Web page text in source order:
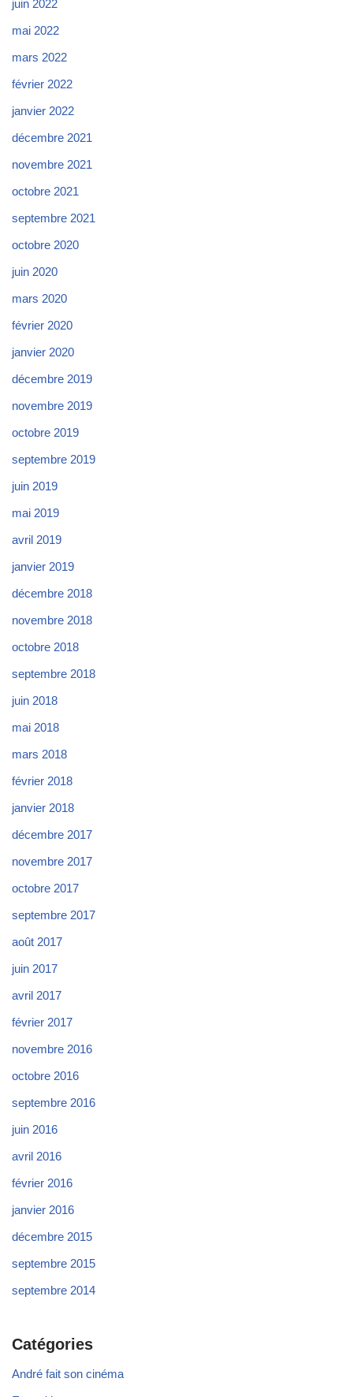
juin 2022
mai 2022
mars 2022
février 2022
janvier 2022
décembre 2021
novembre 2021
octobre 2021
septembre 2021
octobre 2020
juin 2020
mars 2020
février 2020
janvier 2020
décembre 2019
novembre 2019
octobre 2019
septembre 2019
juin 2019
mai 2019
avril 2019
janvier 2019
décembre 2018
novembre 2018
octobre 2018
septembre 2018
juin 2018
mai 2018
mars 2018
février 2018
janvier 2018
décembre 2017
novembre 2017
octobre 2017
septembre 2017
août 2017
juin 2017
avril 2017
février 2017
novembre 2016
octobre 2016
septembre 2016
juin 2016
avril 2016
février 2016
janvier 2016
décembre 2015
septembre 2015
septembre 2014
Catégories
André fait son cinéma